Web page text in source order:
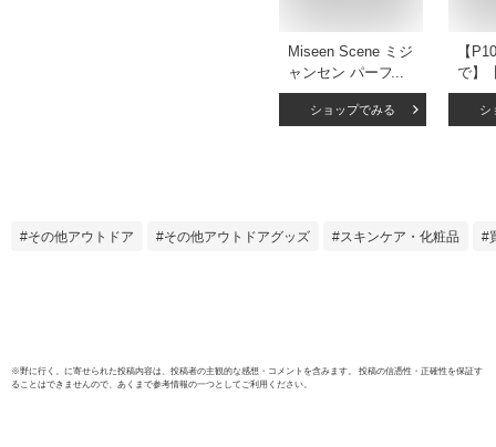
Miseen Scene ミジ
ャンセン パーフェ
クト セラム 5種 各
80ml ヘアオイル ダ
ショップでみる
【
で】
式】
リペ
ュー
シ
その他アウトドア その他アウトドアグッズ スキンケア・化粧品
※野に行く。 に寄せられた投稿内容は、投稿者の主観的な感想・コメントを含みます。 投稿の信憑性・正確性を保証す
ることはできませんので、あくまで参考情報の一つとしてご利用ください。